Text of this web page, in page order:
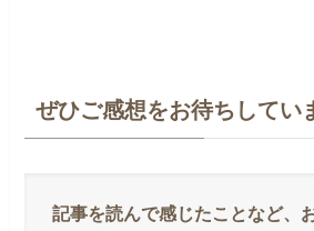
ぜひご感想をお待ちしてい